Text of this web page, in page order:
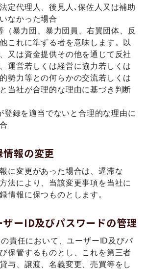
定代理人、後見人､保佐人又は補助
なかった場合
（暴力団、暴力団員、右翼団体、反
これに準ずる者を意味します。以
又は資金提供その他を通じて反社
運営若しくは経営に協力若しくは
勢力等との何らかの交流若しくは
当社が合理的な理由に基づき判断
登録を適当でないと合理的な理由に
報の変更
に変更があった場合は、遅滞な
法により、当該変更事項を当社に
情報に保つものとします。
ーID及びパスワードの管理
責任において、ユーザーID及びパ
保管するものとし、これを第三者
与、譲渡、名義変更、売買等をし